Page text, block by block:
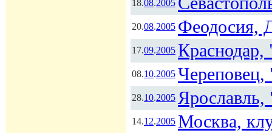
18.08.2005
20.08.2005 Феодосия,
17.09.2005 Краснодар,
08.10.2005
28.10.2005 Ярославль,
14.12.2005 Москва,